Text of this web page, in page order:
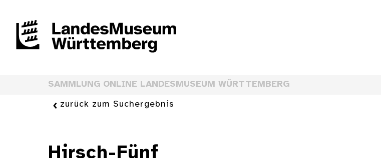
SAMMLUNG ONLINE LANDESMUSEUM WÜRTTEMBERG
zurück zum Suchergebnis
Hirsch-Fünf